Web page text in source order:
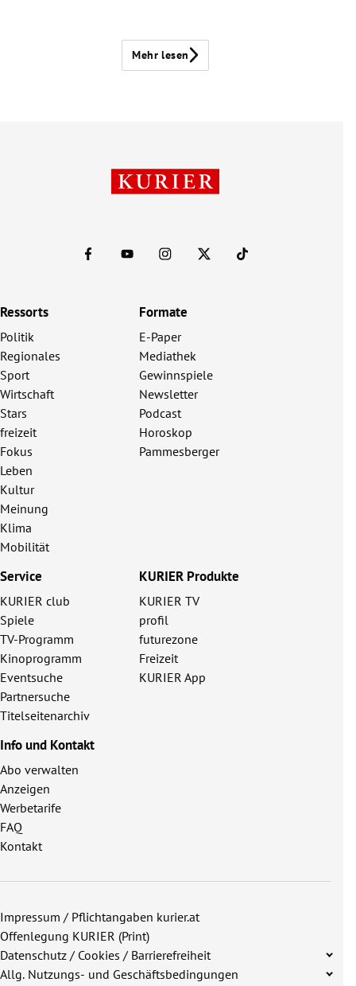
Mehr lesen
Ressorts
Politik
Regionales
Sport
Wirtschaft
Stars
freizeit
Fokus
Leben
Kultur
Meinung
Klima
Mobilität
Formate
E-Paper
Mediathek
Gewinnspiele
Newsletter
Podcast
Horoskop
Pammesberger
Service
KURIER club
Spiele
TV-Programm
Kinoprogramm
Eventsuche
Partnersuche
Titelseitenarchiv
KURIER Produkte
KURIER TV
profil
futurezone
Freizeit
KURIER App
Info und Kontakt
Abo verwalten
Anzeigen
Werbetarife
FAQ
Kontakt
Impressum / Pflichtangaben kurier.at
Offenlegung KURIER (Print)
Datenschutz / Cookies / Barrierefreiheit
Allg. Nutzungs- und Geschäftsbedingungen